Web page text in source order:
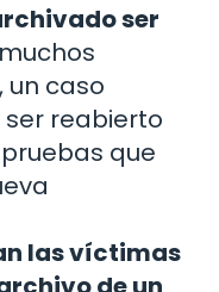
ser
un caso
reabierto
que
las víctimas